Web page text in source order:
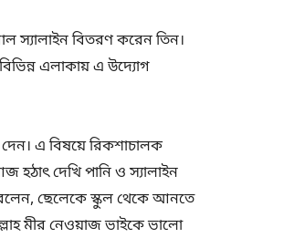
স্যালাইন বিতরণ করেন তিন।
এলাকায় এ উদ্যোগ
এ বিষয়ে রিকশাচালক
হঠাৎ দেখি পানি ও স্যালাইন
ছেলেকে স্কুল থেকে আনতে
মীর নেওয়াজ ভাইকে ভালো